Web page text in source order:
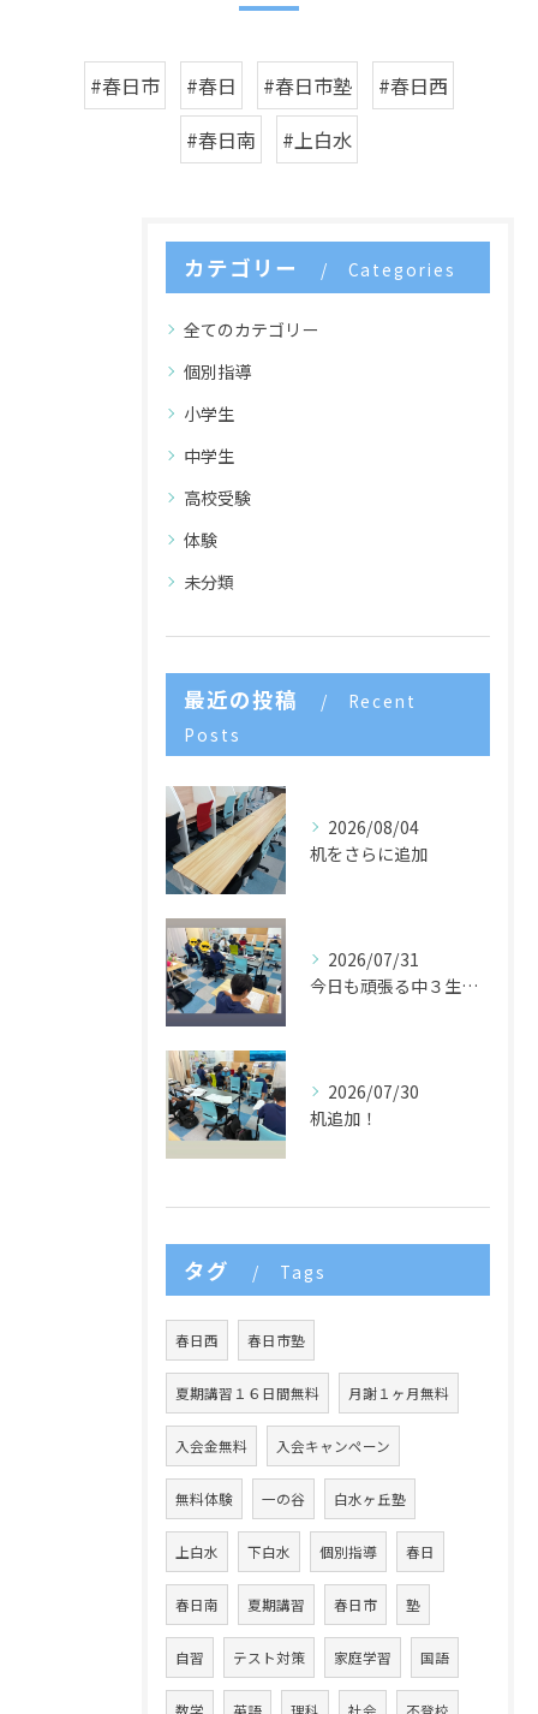
#春日市 #春日 #春日市塾
#春日西
#春日南
#上白水
カテゴリー Categories
全てのカテゴリー
個別指導
小学生
中学生
高校受験
体験
未分類
最近の投稿
Recent
Posts
2026/08/04
机をさらに追加
2026/07/31
今日も頑張る中３生たち🌈
2026/07/30
机追加！
タグ Tags
春日西 春日市塾
夏期講習１６日間無料 月謝１ヶ月無料
入会金無料 入会キャンペーン
無料体験 一の谷 白水ヶ丘塾
上白水 下白水 個別指導 春日
春日南 夏期講習 春日市 塾
自習 テスト対策 家庭学習 国語